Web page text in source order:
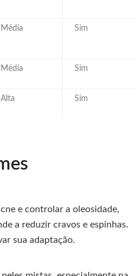
Média Sim
Média Sim
Alta Sim
e controlar a oleosidade,
a reduzir cravos e espinhas.
sua adaptação.